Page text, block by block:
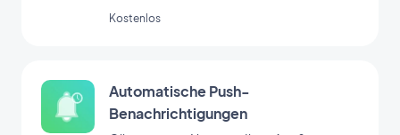
Kostenlos
Automatische Push-
Benachrichtigungen